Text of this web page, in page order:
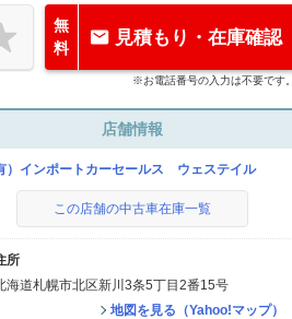
無
料
見積もり・在庫確認
※お電話番号の入力は不要です。
店舗情報
）インポートカーセールス ウェステイル
この店舗の中古車在庫一覧
所
海道札幌市北区新川3条5丁目2番15号
地図を見る（Yahoo!マップ）